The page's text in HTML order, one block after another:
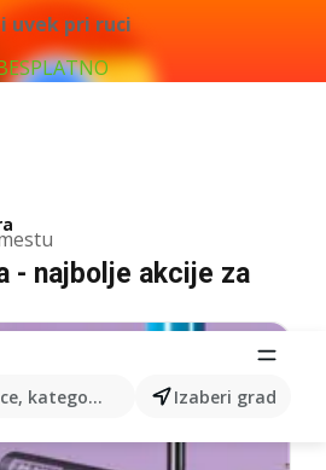
uvek pri ruci
kategorije, proizvode...Izaberi grad
- najbolje akcije za